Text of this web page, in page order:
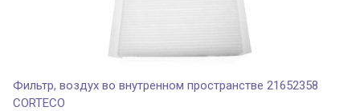
Фильтр, воздух во внутренном пространстве 21652358
CORTECO